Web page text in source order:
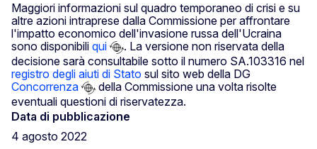
Maggiori informazioni sul quadro temporaneo di crisi e su
altre azioni intraprese dalla Commissione per affrontare
l'impatto economico dell'invasione russa dell'Ucraina
sono disponibili qui
. La versione non riservata della
decisione sarà consultabile sotto il numero SA.103316 nel
registro degli aiuti di Stato sul sito web della DG
Concorrenza
della Commissione una volta risolte
eventuali questioni di riservatezza.
Data di pubblicazione
4 agosto 2022